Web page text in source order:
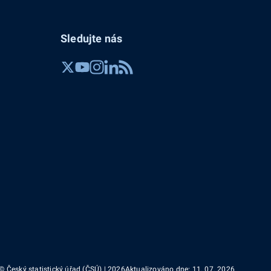
Sledujte nás
Český statistický úřad (ČSÚ) | 2026Aktualizováno dne: 11. 07. 2026